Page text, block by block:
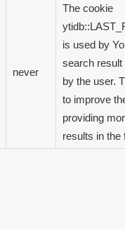
never
The cookie
is used by
search
by the user.
to improve
providing
results in the